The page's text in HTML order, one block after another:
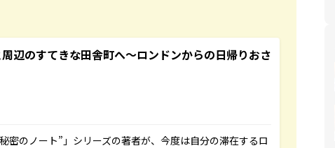
辺のすてきな田舎町へ～ロンドンからの日帰りおさ
密のノート”」シリーズの著者が、今度は自分の滞在するロ